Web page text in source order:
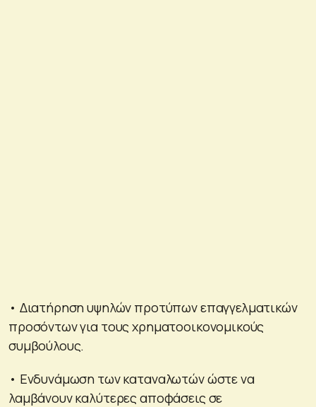
• Διατήρηση υψηλών προτύπων επαγγελματικών
προσόντων για τους χρηματοοικονομικούς
συμβούλους.
• Ενδυνάμωση των καταναλωτών ώστε να
λαμβάνουν καλύτερες αποφάσεις σε